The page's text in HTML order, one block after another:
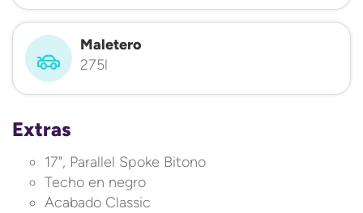
Maletero
275l
Extras
17", Parallel Spoke Bitono
Techo en negro
Acabado Classic